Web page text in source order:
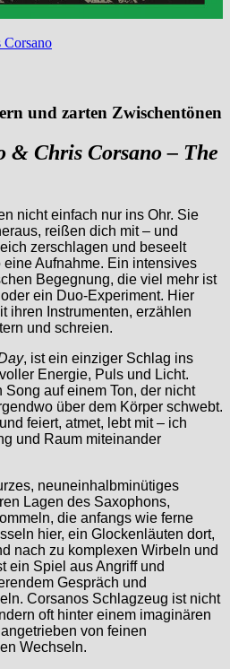
und zarten Zwischentönen
& Chris Corsano – The
nicht einfach nur ins Ohr. Sie
reißen dich mit – und
zerschlagen und beseelt
eine Aufnahme. Ein intensives
Begegnung, die viel mehr ist
ein Duo-Experiment. Hier
ihren Instrumenten, erzählen
und schreien.
, ist ein einziger Schlag ins
Energie, Puls und Licht.
Song auf einem Ton, der nicht
über dem Körper schwebt.
feiert, atmet, lebt mit – ich
und Raum miteinander
neuneinhalbminütiges
Lagen des Saxophons,
die anfangs wie ferne
hier, ein Glockenläuten dort,
nach zu komplexen Wirbeln und
ein Spiel aus Angriff und
Gespräch und
Corsanos Schlagzeug ist nicht
oft hinter einem imaginären
von feinen
Wechseln.